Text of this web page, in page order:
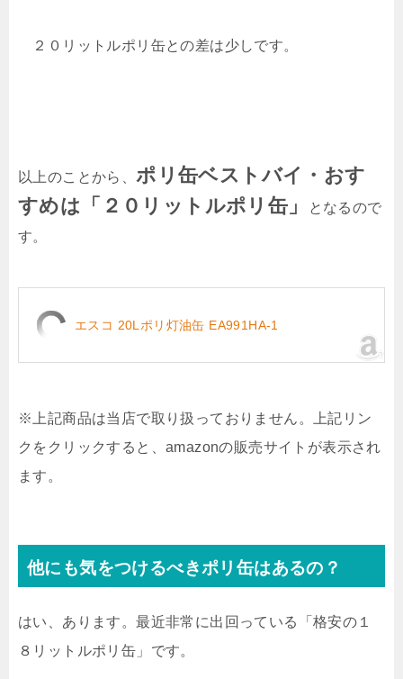
２０リットルポリ缶との差は少しです。
以上のことから、ポリ缶ベストバイ・おす
すめは「２０リットルポリ缶」
となるので
す。
エスコ 20Lポリ灯油缶 EA991HA-1
※上記商品は当店で取り扱っておりません。上記リン
クをクリックすると、amazonの販売サイトが表示され
ます。
他にも気をつけるべきポリ缶はあるの？
はい、あります。最近非常に出回っている「格安の１
８リットルポリ缶」です。